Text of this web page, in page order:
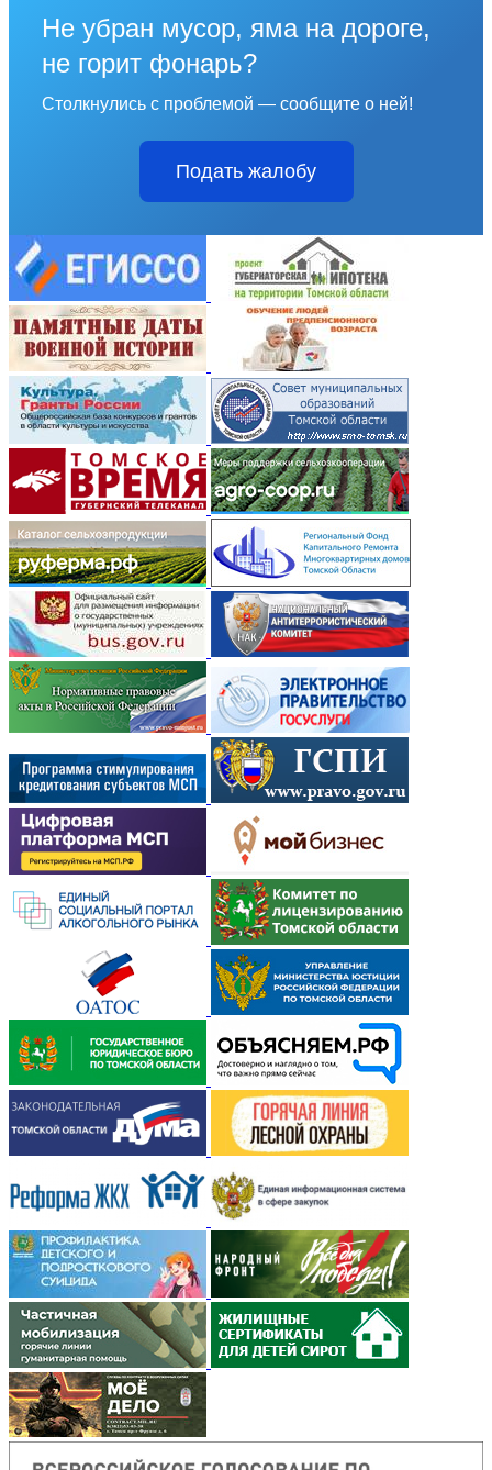
Не убран мусор, яма на дороге,
не горит фонарь?
Столкнулись с проблемой — сообщите о ней!
Подать жалобу